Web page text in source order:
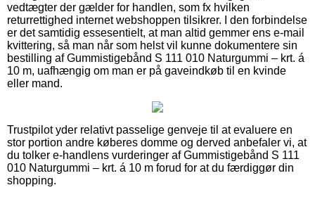
vedtægter der gælder for handlen, som fx hvilken
returrettighed internet webshoppen tilsikrer. I den forbindelse
er det samtidig essesentielt, at man altid gemmer ens e-mail
kvittering, så man når som helst vil kunne dokumentere sin
bestilling af Gummistigebånd S 111 010 Naturgummi – krt. á
10 m, uafhængig om man er på gaveindkøb til en kvinde
eller mand.
Trustpilot yder relativt passelige genveje til at evaluere en
stor portion andre køberes domme og derved anbefaler vi, at
du tolker e-handlens vurderinger af Gummistigebånd S 111
010 Naturgummi – krt. á 10 m forud for at du færdiggør din
shopping.